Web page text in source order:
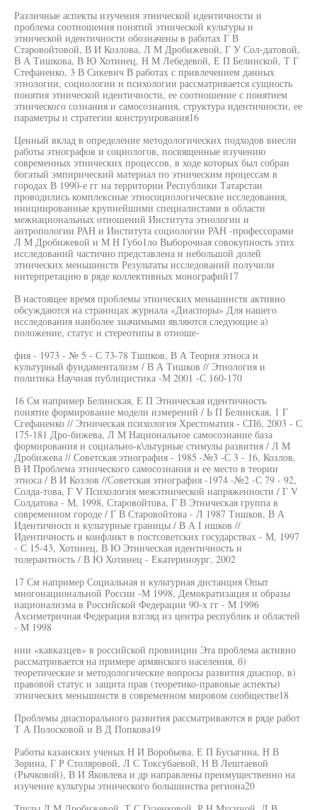
Различные аспекты изучения этнической идентичности и
проблема соотношения понятий этнической культуры и
этнической идентичности обозначены в работах Г В
Старовойтовой, В И Козлова, Л М Дробижевой, Г У Сол-датовой,
В А Тишкова, В Ю Хотинец, Н М Лебедевой, Е П Белинской, Т Г
Стефаненко, 3 В Сикевич В работах с привлечением данных
этнологии, социологии и психологии рассматривается сущность
понятия этнической идентичности, ее соотношение с понятием
этнического сознания и самосознания, структура идентичности, ее
параметры и стратегии конструирования16
Ценный вклад в определение методологических подходов внесли
работы этнографов и социологов, посвященные изучению
современных этнических процессов, в ходе которых был собран
богатый эмпирический материал по этническим процессам в
городах В 1990-е гг на территории Республики Татарстан
проводились комплексные этносоциологические исследования,
инициированные крупнейшими специалистами в области
межнациональных отношений Института этнологии и
антропологии РАН и Института социологии РАН -профессорами
Л М Дробижевой и М Н Губо1ло Выборочная совокупность зтих
исследований частично представлена и небольшой долей
этнических меньшинств Результаты исследований получили
интерпретацию в ряде коллективных монографий17
В настоящее время проблемы этнических меньшинств активно
обсуждаются на страницах журнала «Диаспоры» Для нашего
исследования наиболее значимыми являются следующие а)
положение, статус и стереотипы в отноше-
фия - 1973 - № 5 - С 73-78 Тшпков, В А Теория этноса и
культурный фундаментализм / В А Тишков // Этнология и
политика Научная публицистика -М 2001 -С 160-170
16 См например Белинская, Е П Этническая идентичность
понятие формирование модели измерений / Ь П Белинская, 1 Г
Сгефаненко // Этническая психология Хрестоматия - СПб, 2003 - С
175-181 Дро-бижева, Л М Национальное самосознание база
формирования и социально-к\льтурные стимулы развития / Л М
Дробижева // Советская этнография - 1985 -№3 -С 3 - 16, Козлов,
В И Проблема этнического самосознания и ее место в теории
этноса / В И Козлов //Советская этнография -1974 -№2 -С 79 - 92,
Солда-това, Г V Психология межэтнической напряженности / Г V
Солдатова - М, 1998, Старовойтова, Г В Этническая группа в
современном городе / Г В Старовойтова - Л 1987 Тишков, В А
Идентичносп и культурные границы / В А I ишков //
Идентичность и конфликт в постсоветских государствах - М, 1997
- С 15-43, Хотинец, В Ю Этническая идентичность и
толерантность / В Ю Хотинец - Екатериноург, 2002
17 См например Социальная и культурная дистанция Опыт
многонациональной России -М 1998, Демократизация и образы
национализма в Российской Федерации 90-х гг - М 1996
Ахсиметричная Федерация взгляд из центра республик и областей
- М 1998
нии «кавказцев» в российской провинции Эта проблема активно
рассматривается на примере армянского населения, б)
теоретические и методологические вопросы развития диаспор, в)
правовой статус и защита прав (теоретико-правовые аспекты)
этнических меньшинств в современном мировом сообществе18
Проблемы диаспорального развития рассматриваются в ряде работ
Т А Полосковой и В Д Попкова19
Работы казанских ученых Н И Воробьева, Е П Бусыгина, Н В
Зорина, Г Р Столяровой, Л С Токсубаевой, Н В Лештаевой
(Рычковой), В И Яковлева и др направлены преимущественно на
изучение культуры этнического большинства региона20